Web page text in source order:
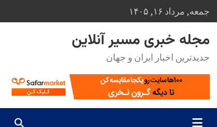
to
content
جمعه, مرداد ۱۶, ۱۴۰۵
مجله خبری مسیر آنلاین
جدیدترین اخبار ایران و جهان